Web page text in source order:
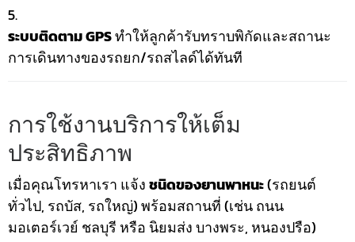
ระบบติดตาม GPSทำให้ลูกค้ารับทราบพิกัดและสถานะ
การเดินทางของรถยก/รถสไลด์ได้ทันที
การใช้งานบริการให้เต็ม
ประสิทธิภาพ
เมื่อคุณโทรหาเรา แจ้งชนิดของยานพาหนะ(รถยนต์
ทั่วไป, รถบัส, รถใหญ่) พร้อมสถานที่ (เช่น ถนน
มอเตอร์เวย์ ชลบุรี หรือ นิยมส่ง บางพระ, หนองปรือ)